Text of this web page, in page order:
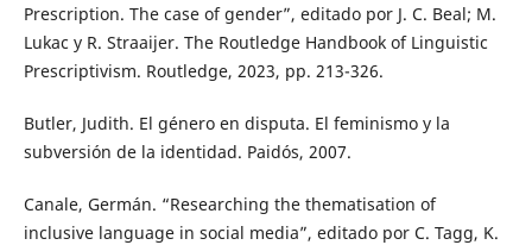
Prescription. The case of gender”, editado por J. C. Beal; M.
Lukac y R. Straaijer. The Routledge Handbook of Linguistic
Prescriptivism. Routledge, 2023, pp. 213-326.
Butler, Judith. El género en disputa. El feminismo y la
subversión de la identidad. Paidós, 2007.
Canale, Germán. “Researching the thematisation of
inclusive language in social media”, editado por C. Tagg, K.